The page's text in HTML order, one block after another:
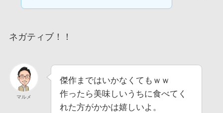
ネガティブ！！
マルメ
傑作まではいかなくてもｗｗ
作ったら美味しいうちに食べてく
れた方がかかは嬉しいよ。